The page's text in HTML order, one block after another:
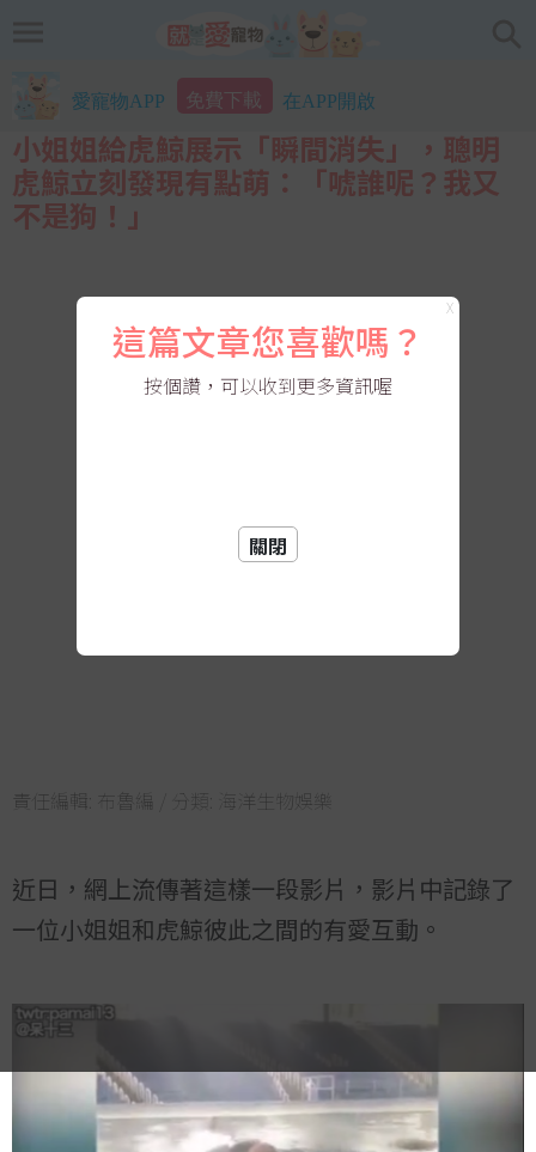
愛寵物APP 免費下載 在APP開啟
小姐姐給虎鯨展示「瞬間消失」，聰明
虎鯨立刻發現有點萌：「唬誰呢？我又
不是狗！」
責任編輯: 布魯編 / 分類: 海洋生物娛樂
近日，網上流傳著這樣一段影片，影片中記錄了
一位小姐姐和虎鯨彼此之間的有愛互動。
X
這篇文章您喜歡嗎？
按個讚，可以收到更多資訊喔
關閉